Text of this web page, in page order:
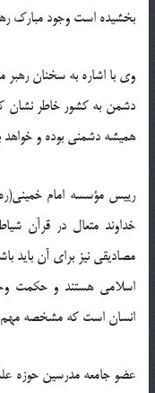
بخشیده است وجود مبارک
وی با اشاره به سخنان رهبر
دشمن به کشور خاطر نشان
همیشه دشمنی بوده و خواهد
رییس مؤسسه امام
خداوند متعال در قرآن
مصادیقی نیز برای آن باید
اسلامی هستند و حکمت
انسان است که مشخصه مهم
عضو جامعه مدرسین حوزه